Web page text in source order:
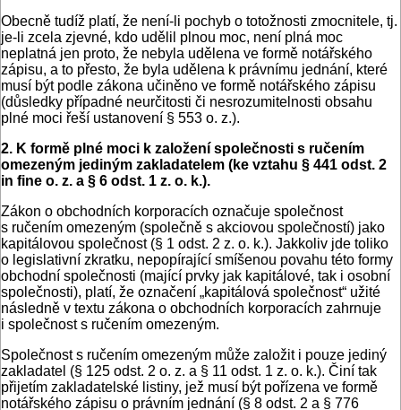
Obecně tudíž platí, že není-li pochyb o totožnosti zmocnitele, tj.
je-li zcela zjevné, kdo udělil plnou moc, není plná moc
neplatná jen proto, že nebyla udělena ve formě notářského
zápisu, a to přesto, že byla udělena k právnímu jednání, které
musí být podle zákona učiněno ve formě notářského zápisu
(důsledky případné neurčitosti či nesrozumitelnosti obsahu
plné moci řeší ustanovení § 553 o. z.).
2. K formě plné moci k založení společnosti s ručením
omezeným jediným zakladatelem (ke vztahu § 441 odst. 2
in fine o. z. a § 6 odst. 1 z. o. k.).
Zákon o obchodních korporacích označuje společnost
s ručením omezeným (společně s akciovou společností) jako
kapitálovou společnost (§ 1 odst. 2 z. o. k.). Jakkoliv jde toliko
o legislativní zkratku, nepopírající smíšenou povahu této formy
obchodní společnosti (mající prvky jak kapitálové, tak i osobní
společnosti), platí, že označení „kapitálová společnost“ užité
následně v textu zákona o obchodních korporacích zahrnuje
i společnost s ručením omezeným.
Společnost s ručením omezeným může založit i pouze jediný
zakladatel (§ 125 odst. 2 o. z. a § 11 odst. 1 z. o. k.). Činí tak
přijetím zakladatelské listiny, jež musí být pořízena ve formě
notářského zápisu o právním jednání (§ 8 odst. 2 a § 776